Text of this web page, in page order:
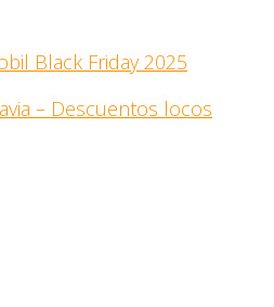
Black Friday 2025
– Descuentos locos